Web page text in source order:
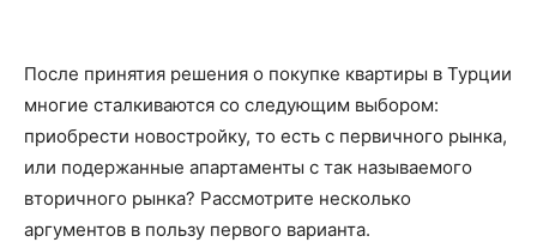
После принятия решения о покупке квартиры в Турции
многие сталкиваются со следующим выбором:
приобрести новостройку, то есть с первичного рынка,
или подержанные апартаменты с так называемого
вторичного рынка? Рассмотрите несколько
аргументов в пользу первого варианта.